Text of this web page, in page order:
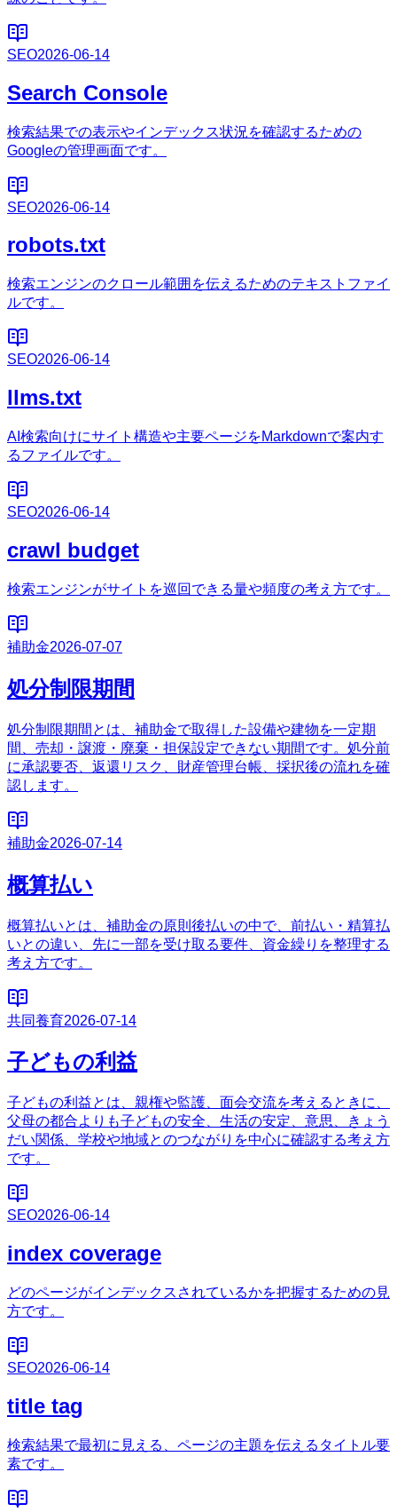
SEO2026-06-14
Search Console
検索結果での表示やインデックス状況を確認するための
Googleの管理画面です。
SEO2026-06-14
robots.txt
検索エンジンのクロール範囲を伝えるためのテキストファイ
ルです。
SEO2026-06-14
llms.txt
AI検索向けにサイト構造や主要ページをMarkdownで案内す
るファイルです。
SEO2026-06-14
crawl budget
検索エンジンがサイトを巡回できる量や頻度の考え方です。
補助金2026-07-07
処分制限期間
処分制限期間とは、補助金で取得した設備や建物を一定期
間、売却・譲渡・廃棄・担保設定できない期間です。処分前
に承認要否、返還リスク、財産管理台帳、採択後の流れを確
認します。
補助金2026-07-14
概算払い
概算払いとは、補助金の原則後払いの中で、前払い・精算払
いとの違い、先に一部を受け取る要件、資金繰りを整理する
考え方です。
共同養育2026-07-14
子どもの利益
子どもの利益とは、親権や監護、面会交流を考えるときに、
父母の都合よりも子どもの安全、生活の安定、意思、きょう
だい関係、学校や地域とのつながりを中心に確認する考え方
です。
SEO2026-06-14
index coverage
どのページがインデックスされているかを把握するための見
方です。
SEO2026-06-14
title tag
検索結果で最初に見える、ページの主題を伝えるタイトル要
素です。